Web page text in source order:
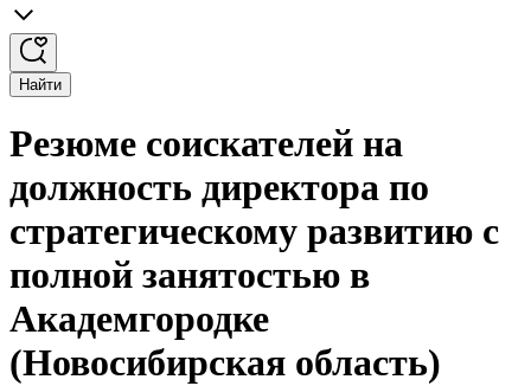
Найти
Резюме соискателей на
должность директора по
стратегическому развитию с
полной занятостью в
Академгородке
(Новосибирская область)